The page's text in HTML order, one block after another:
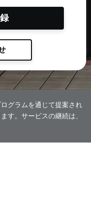
グラムを通じて提案され
す。サービスの継続は、